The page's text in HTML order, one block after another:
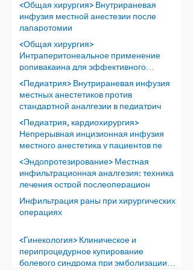
<Общая хирургия> Внутрираневая
инфузия местной анестезии после
лапаротомии
<Общая хирургия>
Интраперитонеальное применение
ропивакаина для эффективного
обезболивания пос
<Педиатрия> Внутрираневая инфузия
местных анестетиков против
стандартной аналгезии в педиатрич
<Педиатрия, кардиохирургия>
Непрерывная инцизионная инфузия
местного анестетика у пациентов пе
<Эндопротезирование> Местная
инфильтрационная аналгезия: техника
лечения острой послеоперацион
Инфильтрация раны при хирургических
операциях
<Гинекология> Клиническое и
перипроцедурное купирование
болевого синдрома при эмболизации